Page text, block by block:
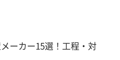
ーカー15選！工程・対